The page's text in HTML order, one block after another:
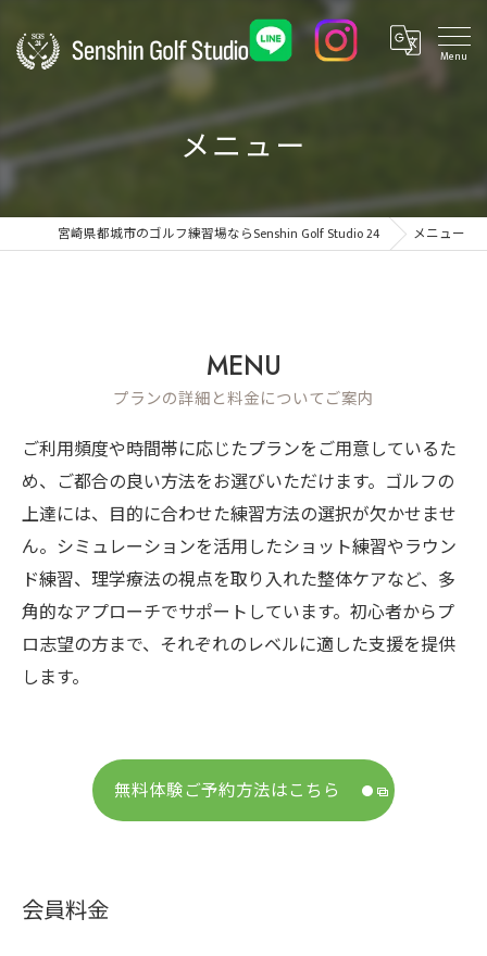
メニュー
宮崎県都城市のゴルフ練習場ならSenshin Golf Studio 24 メニュー
プランの詳細と料金についてご案内
MENU
ご利用頻度や時間帯に応じたプランをご用意しているた
め、ご都合の良い方法をお選びいただけます。ゴルフの
上達には、目的に合わせた練習方法の選択が欠かせませ
ん。シミュレーションを活用したショット練習やラウン
ド練習、理学療法の視点を取り入れた整体ケアなど、多
角的なアプローチでサポートしています。初心者からプ
ロ志望の方まで、それぞれのレベルに適した支援を提供
します。
無料体験ご予約方法はこちら
会員料金